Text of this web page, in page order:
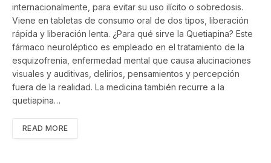
internacionalmente, para evitar su uso ilícito o sobredosis.
Viene en tabletas de consumo oral de dos tipos, liberación
rápida y liberación lenta. ¿Para qué sirve la Quetiapina? Este
fármaco neuroléptico es empleado en el tratamiento de la
esquizofrenia, enfermedad mental que causa alucinaciones
visuales y auditivas, delirios, pensamientos y percepción
fuera de la realidad. La medicina también recurre a la
quetiapina…
READ MORE